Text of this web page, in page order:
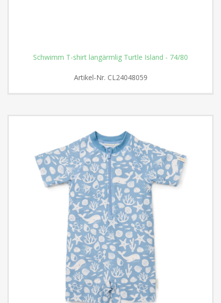
Schwimm T-shirt langärmlig Turtle Island - 74/80
Artikel-Nr. CL24048059